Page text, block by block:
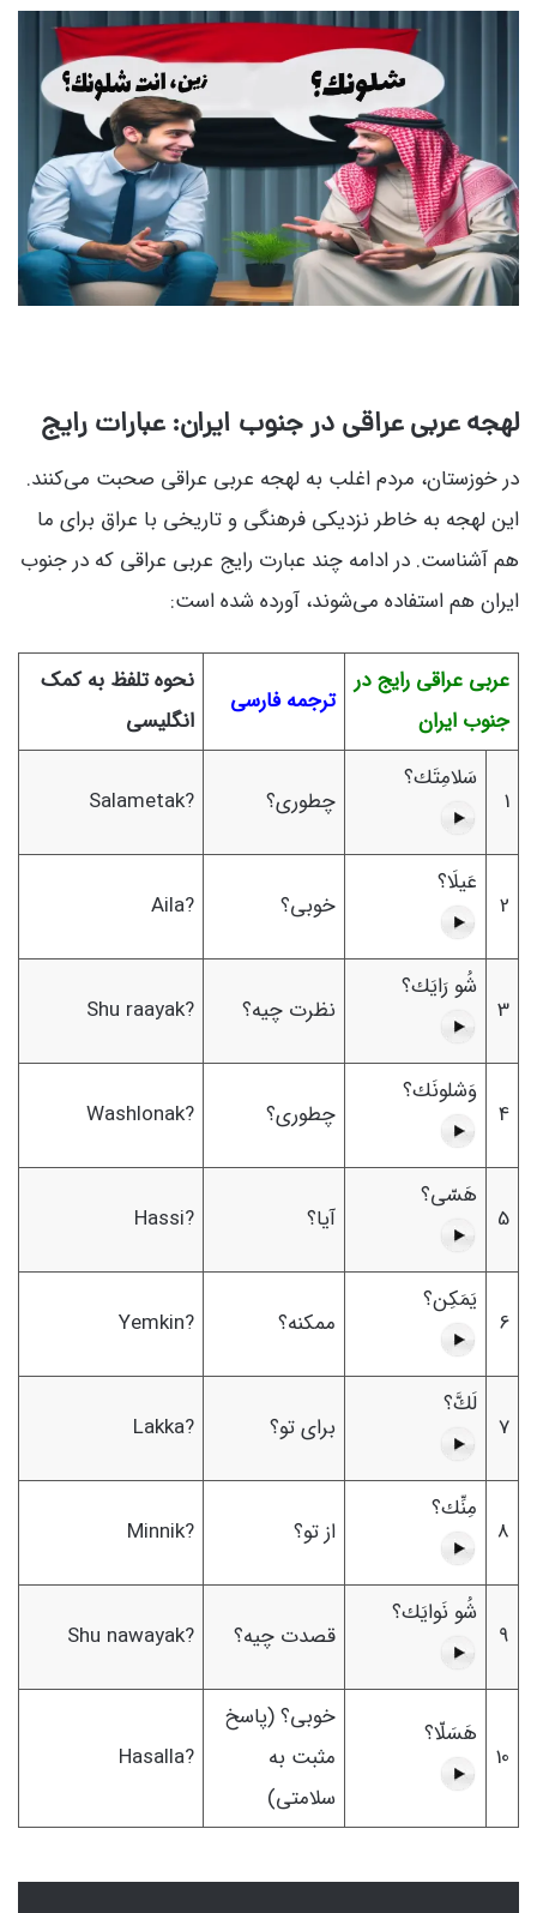
لهجه عربی عراقی در جنوب ایران: عبارات رایج
در خوزستان، مردم اغلب به لهجه عربی عراقی صحبت می‌کنند.
این لهجه به خاطر نزدیکی فرهنگی و تاریخی با عراق برای ما
هم آشناست. در ادامه چند عبارت رایج عربی عراقی که در جنوب
ایران هم استفاده می‌شوند، آورده شده است:
عربی عراقی رایج در
جنوب ایران
ترجمه فارسی
نحوه تلفظ به کمک
انگلیسی
1
سَلامِتَك؟
چطوری؟ Salametak?
2
عَيلَا؟
خوبی؟ Aila?
3
شُو رَايَك؟
نظرت چیه؟ Shu raayak?
4
وَشلونَك؟
چطوری؟ Washlonak?
5
هَسّى؟
آیا؟ Hassi?
6
يَمَكِن؟
ممکنه؟ Yemkin?
7
لَكَّ؟
برای تو؟ Lakka?
8
مِنِّك؟
از تو؟ Minnik?
9
شُو نَوايَك؟
قصدت چیه؟ Shu nawayak?
10
هَسَلّا؟
خوبی؟ (پاسخ
مثبت به
سلامتی)
Hasalla?